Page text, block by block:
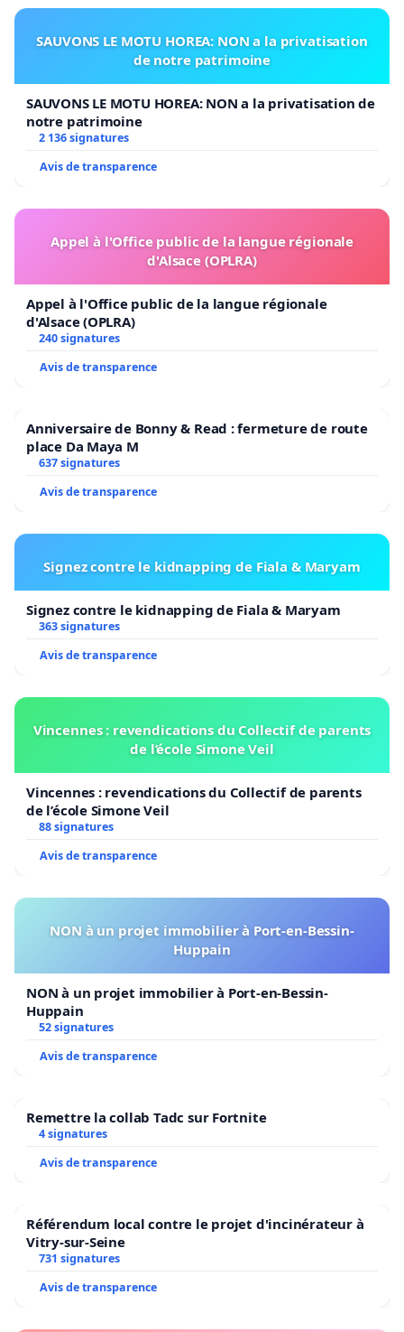
SAUVONS LE MOTU HOREA: NON a la privatisation
de notre patrimoine
SAUVONS LE MOTU HOREA: NON a la privatisation de
notre patrimoine
2 136 signatures
Avis de transparence
Appel à l'Office public de la langue régionale
d'Alsace (OPLRA)
Appel à l'Office public de la langue régionale
d'Alsace (OPLRA)
240 signatures
Avis de transparence
Anniversaire de Bonny & Read : fermeture de route
place Da Maya M
637 signatures
Avis de transparence
Signez contre le kidnapping de Fiala & Maryam
Signez contre le kidnapping de Fiala & Maryam
363 signatures
Avis de transparence
Vincennes : revendications du Collectif de parents
de l’école Simone Veil
Vincennes : revendications du Collectif de parents
de l’école Simone Veil
88 signatures
Avis de transparence
NON à un projet immobilier à Port-en-Bessin-
Huppain
NON à un projet immobilier à Port-en-Bessin-
Huppain
52 signatures
Avis de transparence
Remettre la collab Tadc sur Fortnite
4 signatures
Avis de transparence
Référendum local contre le projet d'incinérateur à
Vitry-sur-Seine
731 signatures
Avis de transparence